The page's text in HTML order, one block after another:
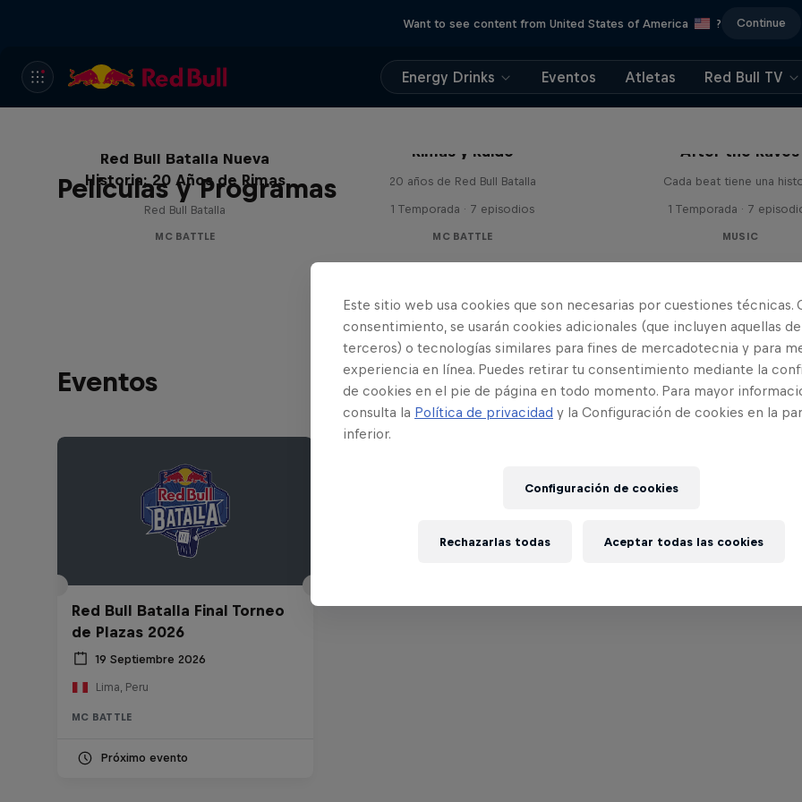
Want to see content from United States of America ? Continue
Energy Drinks Eventos Atletas Red Bull TV
Películas y Programas
Red Bull Batalla Nueva
Historia: 20 Años de Rimas
Red Bull Batalla
MC BATTLE
Rimas y Ruido
20 años de Red Bull Batalla
1 Temporada · 7 episodios
MC BATTLE
After the Raves
Cada beat tiene una
1 Temporada · 7
MUSIC
Eventos
Red Bull Batalla Final Torneo
de Plazas 2026
19 Septiembre 2026
Lima, Peru
MC BATTLE
Próximo evento
Este sitio web usa cookies que son necesarias por cuestiones técnicas.
consentimiento, se usarán cookies adicionales (que incluyen aquellas de
terceros) o tecnologías similares para fines de mercadotecnia y para
experiencia en línea. Puedes retirar tu consentimiento mediante la
de cookies en el pie de página en todo momento. Para mayor
consulta la Política de privacidad y la Configuración de cookies en la
inferior.
Configuración de cookies
Rechazarlas todas Aceptar todas las cookies